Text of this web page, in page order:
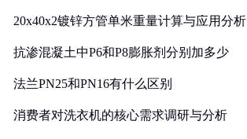
20x40x2镀锌方管单米重量计算与应用分析
抗渗混凝土中P6和P8膨胀剂分别加多少
法兰PN25和PN16有什么区别
消费者对洗衣机的核心需求调研与分析